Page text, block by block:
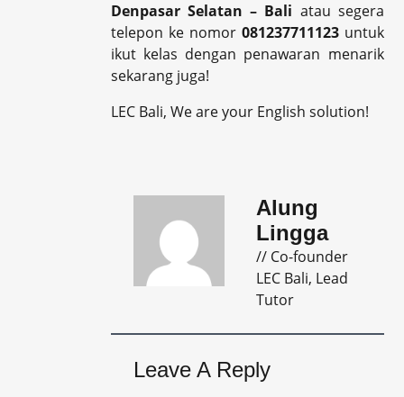
Denpasar Selatan – Bali atau segera
telepon ke nomor 081237711123 untuk
ikut kelas dengan penawaran menarik
sekarang juga!
LEC Bali, We are your English solution!
Alung
Lingga
// Co-founder
LEC Bali, Lead
Tutor
Leave A Reply